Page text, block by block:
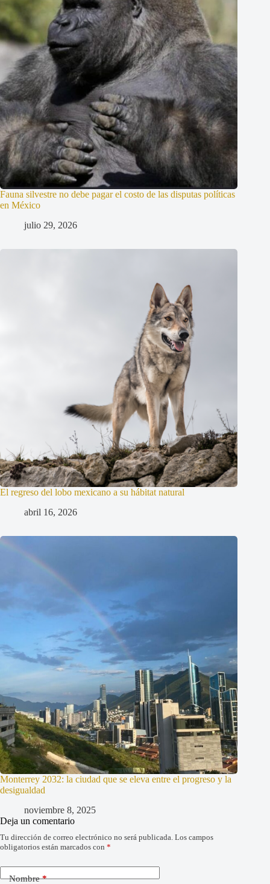
Fauna silvestre no debe pagar el costo de las disputas políticas
en México
julio 29, 2026
El regreso del lobo mexicano a su hábitat natural
abril 16, 2026
Monterrey 2032: la ciudad que se eleva entre el progreso y la
desigualdad
noviembre 8, 2025
Deja un comentario
Tu dirección de correo electrónico no será publicada. Los campos
obligatorios están marcados con *
Nombre*